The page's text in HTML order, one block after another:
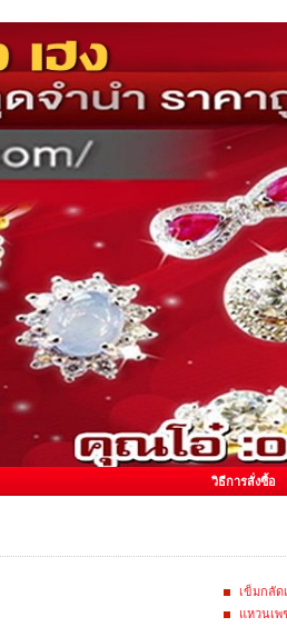
วิธีการสั่งซื้อ
เข็มกลัด
แหวนเพ